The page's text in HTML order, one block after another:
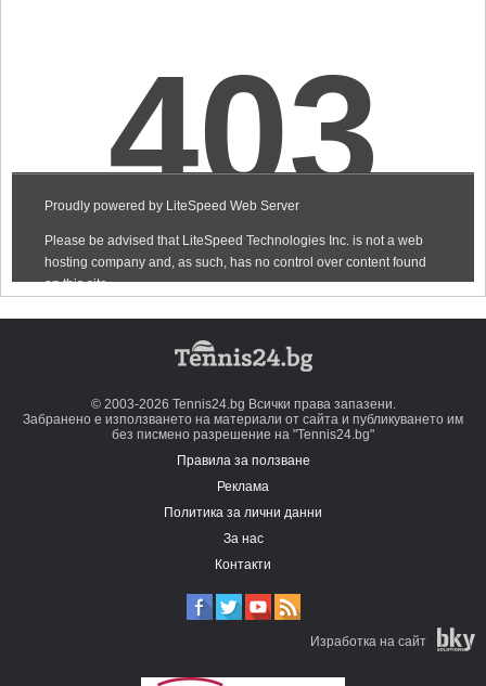
© 2003-2026 Tennis24.bg Всички права запазени.
Забранено е използването на материали от сайта и публикуването им
без писмено разрешение на "Tennis24.bg"
Правила за ползване
Реклама
Политика за лични данни
За нас
Контакти
Изработка на сайт